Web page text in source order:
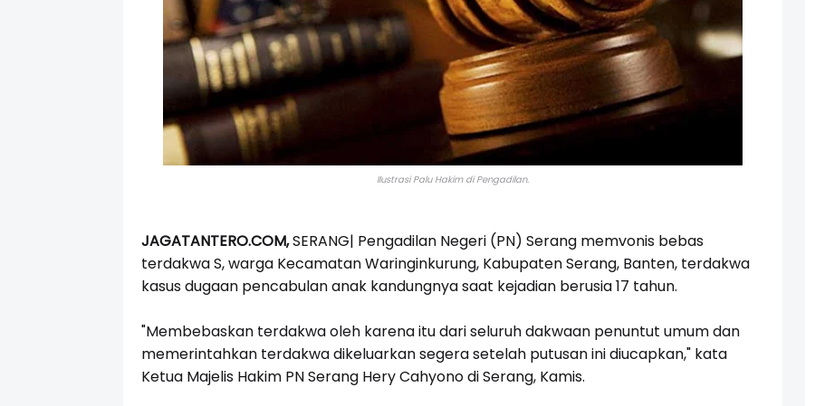
Ilustrasi Palu Hakim di Pengadilan.
JAGATANTERO.COM,SERANG| Pengadilan Negeri (PN) Serang memvonis bebas
terdakwa S, warga Kecamatan Waringinkurung, Kabupaten Serang, Banten, terdakwa
kasus dugaan pencabulan anak kandungnya saat kejadian berusia 17 tahun.
"Membebaskan terdakwa oleh karena itu dari seluruh dakwaan penuntut umum dan
memerintahkan terdakwa dikeluarkan segera setelah putusan ini diucapkan," kata
Ketua Majelis Hakim PN Serang Hery Cahyono di Serang, Kamis.